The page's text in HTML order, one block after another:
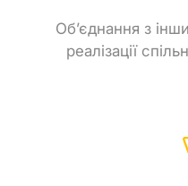
Об’єднання з
реалізації